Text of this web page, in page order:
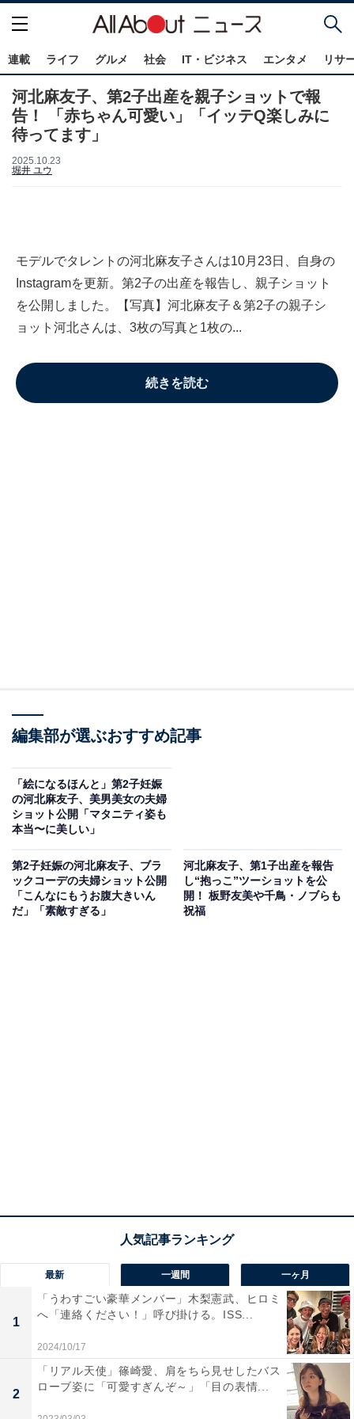
連載 ライフ グルメ 社会 IT・ビジネス エンタメ リサ
河北麻友子、第2子出産を親子ショットで報
告！ 「赤ちゃん可愛い」「イッテQ楽しみに
待ってます」
2025.10.23
堀井 ユウ
モデルでタレントの河北麻友子さんは10月23日、自身の
Instagramを更新。第2子の出産を報告し、親子ショット
を公開しました。【写真】河北麻友子＆第2子の親子シ
ョット河北さんは、3枚の写真と1枚の...
続きを読む
編集部が選ぶおすすめ記事
「絵になるほんと」第2子妊娠
の河北麻友子、美男美女の夫婦
ショット公開「マタニティ姿も
本当〜に美しい」
第2子妊娠の河北麻友子、ブラ
ックコーデの夫婦ショット公開
「こんなにもうお腹大きいん
だ」「素敵すぎる」
河北麻友子、第1子出産を報告
し“抱っこ”ツーショットを公
開！ 板野友美や千鳥・ノブらも
祝福
最新 一週間 一ヶ月
1
「うわすごい豪華メンバー」木梨憲武、ヒロミ
へ「連絡ください！」呼び掛ける。ISS...
2024/10/17
2
「リアル天使」篠崎愛、肩をちら見せしたバス
ローブ姿に「可愛すぎんぞ～」「目の表情...